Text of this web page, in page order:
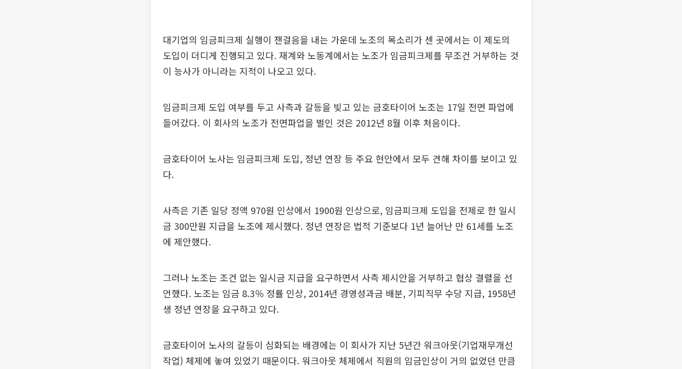
대기업의 임금피크제 실행이 잰걸음을 내는 가운데 노조의 목소리가 센 곳에서는 이 제도의
도입이 더디게 진행되고 있다. 재계와 노동계에서는 노조가 임금피크제를 무조건 거부하는 것
이 능사가 아니라는 지적이 나오고 있다.
임금피크제 도입 여부를 두고 사측과 갈등을 빚고 있는 금호타이어 노조는 17일 전면 파업에
들어갔다. 이 회사의 노조가 전면파업을 벌인 것은 2012년 8월 이후 처음이다.
금호타이어 노사는 임금피크제 도입, 정년 연장 등 주요 현안에서 모두 견해 차이를 보이고 있
다.
사측은 기존 일당 정액 970원 인상에서 1900원 인상으로, 임금피크제 도입을 전제로 한 일시
금 300만원 지급을 노조에 제시했다. 정년 연장은 법적 기준보다 1년 늘어난 만 61세를 노조
에 제안했다.
그러나 노조는 조건 없는 일시금 지급을 요구하면서 사측 제시안을 거부하고 협상 결렬을 선
언했다. 노조는 임금 8.3％ 정률 인상, 2014년 경영성과금 배분, 기피직무 수당 지급, 1958년
생 정년 연장을 요구하고 있다.
금호타이어 노사의 갈등이 심화되는 배경에는 이 회사가 지난 5년간 워크아웃(기업재무개선
작업) 체제에 놓여 있었기 때문이다. 워크아웃 체제에서 직원의 임금인상이 거의 없었던 만큼